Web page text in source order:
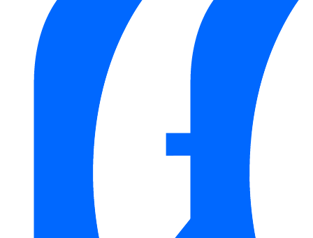
Với những tính năng công nghệ tiên tiến này, Bồn Tắm TOTO
PPYB1610LHPTE#S không chỉ tạo ra một trải nghiệm tắm
thoải mái và an toàn, mà còn mang đến sự sang trọng và hiện
Kim Quốc Tiến
nếu bạn đang quan tâm đến
việc mua sắm các loại
cao cấp. Chúng tôi cam
kết cung cấp cho khách hàng những sản phẩm chất lượng cao,